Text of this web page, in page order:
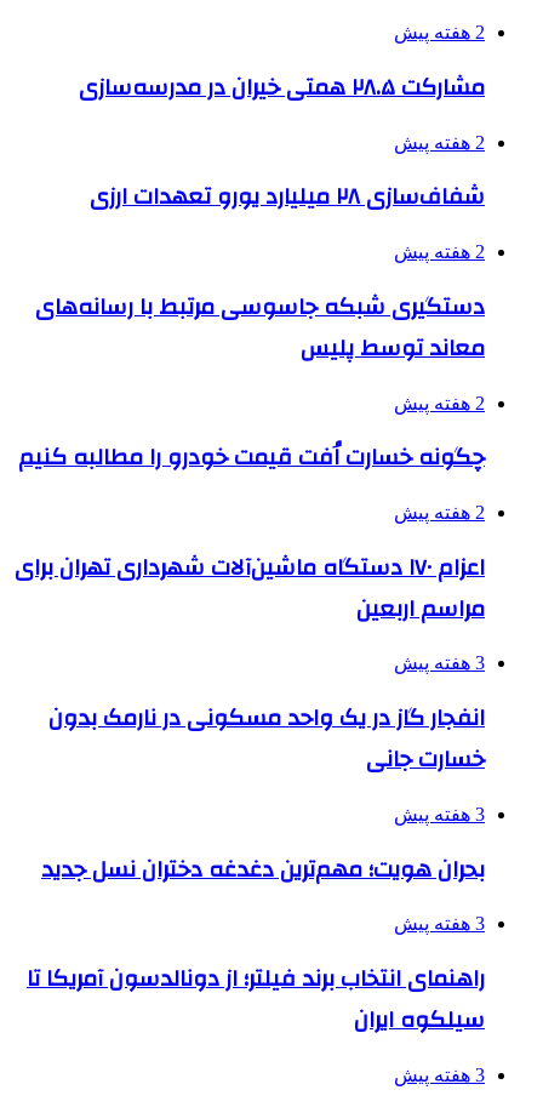
2 هفته پیش
مشارکت ۲۸.۵ همتی خیران در مدرسه‌سازی
2 هفته پیش
شفاف‌سازی ۲۸ میلیارد یورو تعهدات ارزی
2 هفته پیش
دستگیری شبکه جاسوسی مرتبط با رسانه‌های
معاند توسط پلیس
2 هفته پیش
چگونه خسارت اُفت قیمت خودرو را مطالبه کنیم
2 هفته پیش
اعزام ۱۷۰ دستگاه ماشین‌آلات شهرداری تهران برای
مراسم اربعین
3 هفته پیش
انفجار گاز در یک واحد مسکونی در نارمک بدون
خسارت جانی
3 هفته پیش
بحران هویت؛ مهم‌ترین دغدغه دختران نسل جدید
3 هفته پیش
راهنمای انتخاب برند فیلتر؛ از دونالدسون آمریکا تا
سیلکوه ایران
3 هفته پیش